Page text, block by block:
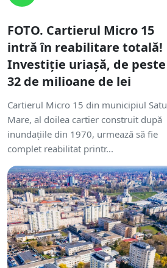
FOTO. Cartierul Micro 15
intră în reabilitare totală!
Investiție uriașă, de peste
32 de milioane de lei
Cartierul Micro 15 din municipiul Satu
Mare, al doilea cartier construit după
inundațiile din 1970, urmează să fie
complet reabilitat printr...